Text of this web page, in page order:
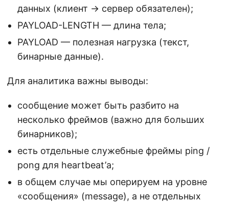
данных (клиент → сервер обязателен);
PAYLOAD-LENGTH — длина тела;
PAYLOAD — полезная нагрузка (текст,
бинарные данные).
Для аналитика важны выводы:
сообщение может быть разбито на
несколько фреймов (важно для больших
бинарников);
есть отдельные служебные фреймы ping /
pong для heartbeat’а;
в общем случае мы оперируем на уровне
«сообщения» (message), а не отдельных